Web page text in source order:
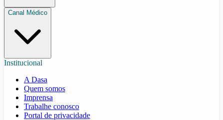
Canal Médico
Institucional
A Dasa
Quem somos
Imprensa
Trabalhe conosco
Portal de privacidade